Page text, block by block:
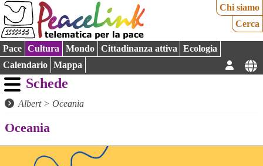
Chi siamo
Cerca
Pace Cultura Mondo Cittadinanza attiva
Ecologia
Calendario
Mappa
Schede
Albert>Oceania
Oceania